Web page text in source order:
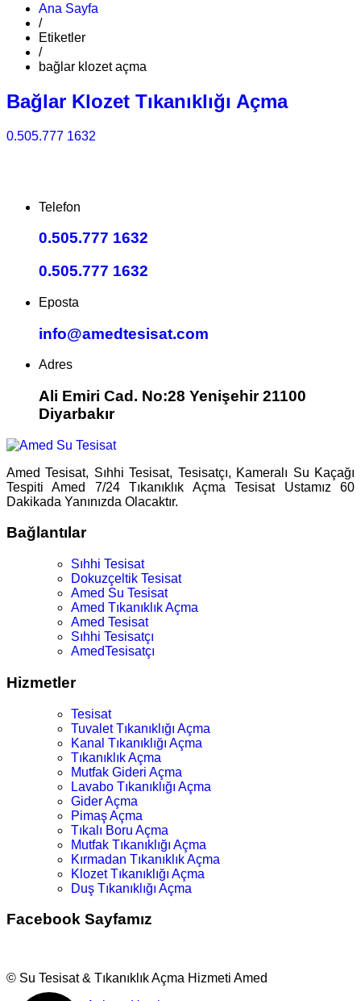
Ana Sayfa
/
Etiketler
/
bağlar klozet açma
Bağlar Klozet Tıkanıklığı Açma
0.505.777 1632
Telefon
0.505.777 1632
0.505.777 1632
Eposta
info@amedtesisat.com
Adres
Ali Emiri Cad. No:28 Yenişehir 21100
Diyarbakır
Amed Tesisat, Sıhhi Tesisat, Tesisatçı, Kameralı Su Kaçağı
Tespiti Amed 7/24 Tıkanıklık Açma Tesisat Ustamız 60
Dakikada Yanınızda Olacaktır.
Bağlantılar
Sıhhi Tesisat
Dokuzçeltik Tesisat
Amed Su Tesisat
Amed Tıkanıklık Açma
Amed Tesisat
Sıhhi Tesisatçı
AmedTesisatçı
Hizmetler
Tesisat
Tuvalet Tıkanıklığı Açma
Kanal Tıkanıklığı Açma
Tıkanıklık Açma
Mutfak Gideri Açma
Lavabo Tıkanıklığı Açma
Gider Açma
Pimaş Açma
Tıkalı Boru Açma
Mutfak Tıkanıklığı Açma
Kırmadan Tıkanıklık Açma
Klozet Tıkanıklığı Açma
Duş Tıkanıklığı Açma
Facebook Sayfamız
© Su Tesisat & Tıkanıklık Açma Hizmeti Amed